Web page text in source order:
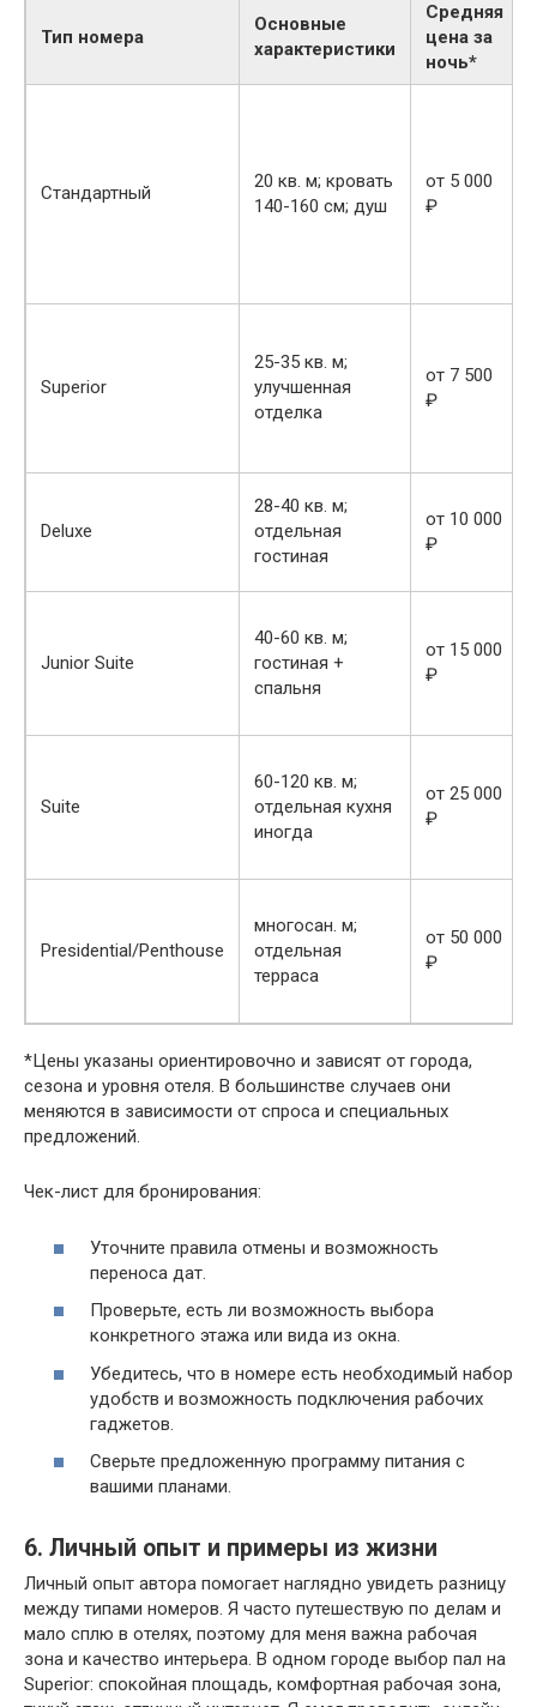
Тип номера
Основные
характеристики
Средняя
цена за
ночь*
Стандартный
20 кв. м; кровать
140-160 см; душ
от 5 000
₽
Superior
25-35 кв. м;
улучшенная
отделка
от 7 500
₽
Deluxe
28-40 кв. м;
отдельная
гостиная
от 10 000
₽
Junior Suite
40-60 кв. м;
гостиная +
спальня
от 15 000
₽
Suite
60-120 кв. м;
отдельная кухня
иногда
от 25 000
₽
Presidential/Penthouse
многосан. м;
отдельная
терраса
от 50 000
₽
*Цены указаны ориентировочно и зависят от города,
сезона и уровня отеля. В большинстве случаев они
меняются в зависимости от спроса и специальных
предложений.
Чек-лист для бронирования:
Уточните правила отмены и возможность
переноса дат.
Проверьте, есть ли возможность выбора
конкретного этажа или вида из окна.
Убедитесь, что в номере есть необходимый набор
удобств и возможность подключения рабочих
гаджетов.
Сверьте предложенную программу питания с
вашими планами.
6. Личный опыт и примеры из жизни
Личный опыт автора помогает наглядно увидеть разницу
между типами номеров. Я часто путешествую по делам и
мало сплю в отелях, поэтому для меня важна рабочая
зона и качество интерьера. В одном городе выбор пал на
Superior: спокойная площадь, комфортная рабочая зона,